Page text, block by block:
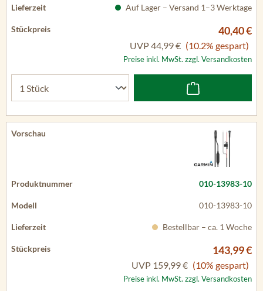
Auf Lager – Versand 1–3 Werktage
40,40 €
UVP44,99 € (10.2% gespart)
Preise inkl. MwSt. zzgl. Versandkosten
010-13983-10
010-13983-10
Bestellbar – ca. 1 Woche
143,99 €
UVP 159,99 € (10% gespart)
Preise inkl. MwSt. zzgl. Versandkosten